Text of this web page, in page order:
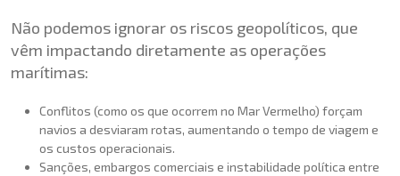
Não podemos ignorar os riscos geopolíticos, que
vêm impactando diretamente as operações
marítimas:
Conflitos (como os que ocorrem no Mar Vermelho) forçam
navios a desviaram rotas, aumentando o tempo de viagem e
os custos operacionais.
Sanções, embargos comerciais e instabilidade política entre